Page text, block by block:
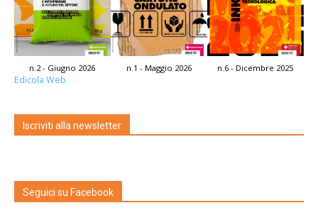
n.2 - Giugno 2026 n.1 - Maggio 2026 n.6 - Dicembre 2025
Edicola Web
Iscriviti alla newsletter
Seguici su Facebook